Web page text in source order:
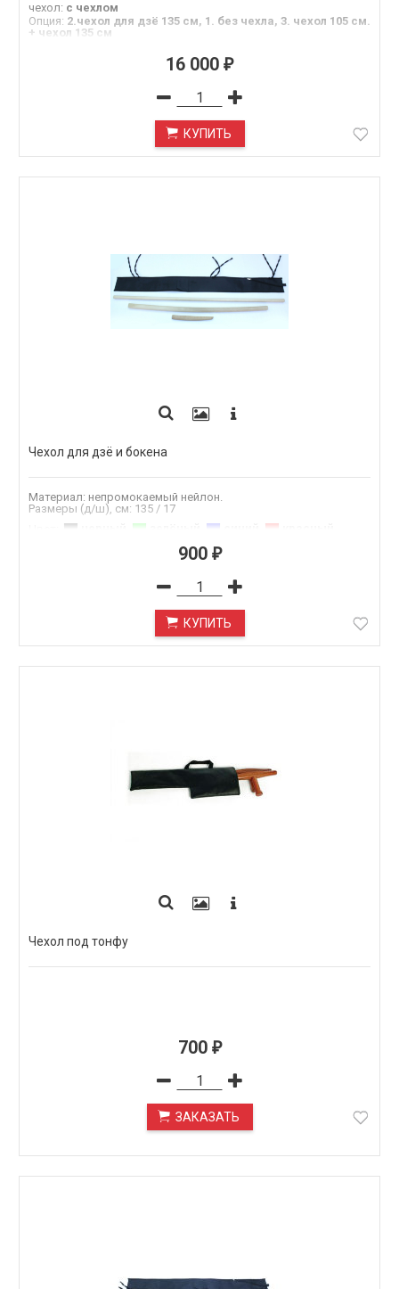
чехол: с чехлом
Опция: 2.чехол для дзё 135 см, 1. без чехла, 3. чехол 105 см.
+ чехол 135 см
16 000 ₽
КУПИТЬ
Чехол для дзё и бокена
Материал: непромокаемый нейлон.
Размеры (д/ш), см: 135 / 17
900 ₽
КУПИТЬ
Чехол под тонфу
700 ₽
ЗАКАЗАТЬ